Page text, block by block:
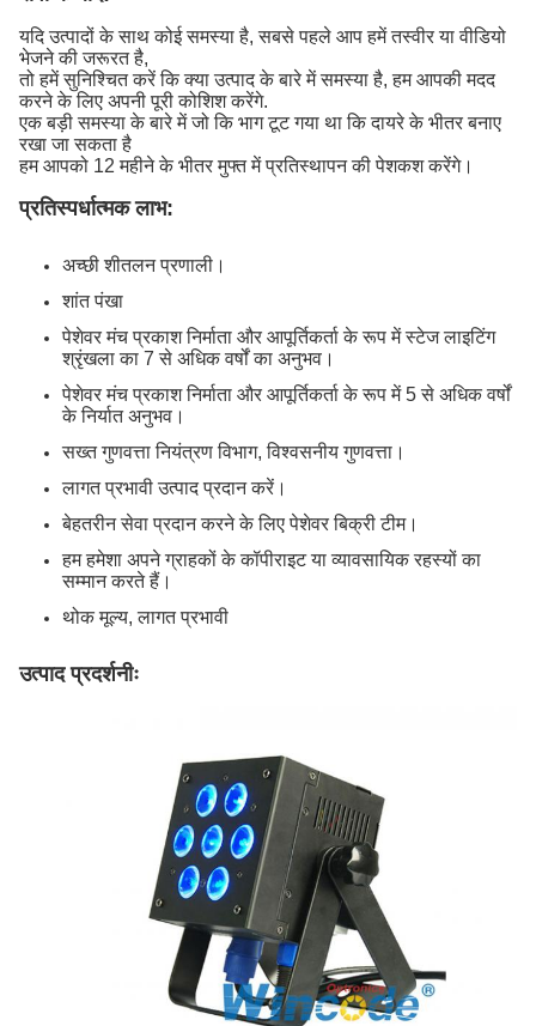
यदि उत्पादों के साथ कोई समस्या है, सबसे पहले आप हमें तस्वीर या वीडियो
भेजने की जरूरत है,
तो हमें सुनिश्चित करें कि क्या उत्पाद के बारे में समस्या है, हम आपकी मदद
करने के लिए अपनी पूरी कोशिश करेंगे.
एक बड़ी समस्या के बारे में जो कि भाग टूट गया था कि दायरे के भीतर बनाए
रखा जा सकता है
हम आपको 12 महीने के भीतर मुफ्त में प्रतिस्थापन की पेशकश करेंगे।
प्रतिस्पर्धात्मक लाभ:
अच्छी शीतलन प्रणाली।
शांत पंखा
पेशेवर मंच प्रकाश निर्माता और आपूर्तिकर्ता के रूप में स्टेज लाइटिंग
श्रृंखला का 7 से अधिक वर्षों का अनुभव।
पेशेवर मंच प्रकाश निर्माता और आपूर्तिकर्ता के रूप में 5 से अधिक वर्षों
के निर्यात अनुभव।
सख्त गुणवत्ता नियंत्रण विभाग, विश्वसनीय गुणवत्ता।
लागत प्रभावी उत्पाद प्रदान करें।
बेहतरीन सेवा प्रदान करने के लिए पेशेवर बिक्री टीम।
हम हमेशा अपने ग्राहकों के कॉपीराइट या व्यावसायिक रहस्यों का
सम्मान करते हैं।
थोक मूल्य, लागत प्रभावी
उत्पाद प्रदर्शनीः